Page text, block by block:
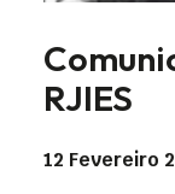
RJIES
12 Fevereiro